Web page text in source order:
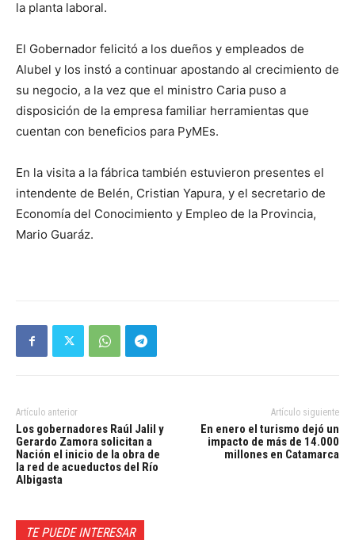
la planta laboral.
El Gobernador felicitó a los dueños y empleados de
Alubel y los instó a continuar apostando al crecimiento de
su negocio, a la vez que el ministro Caria puso a
disposición de la empresa familiar herramientas que
cuentan con beneficios para PyMEs.
En la visita a la fábrica también estuvieron presentes el
intendente de Belén, Cristian Yapura, y el secretario de
Economía del Conocimiento y Empleo de la Provincia,
Mario Guaráz.
Artículo anterior
Los gobernadores Raúl Jalil y
Gerardo Zamora solicitan a
Nación el inicio de la obra de
la red de acueductos del Río
Albigasta
Artículo siguiente
En enero el turismo dejó un
impacto de más de 14.000
millones en Catamarca
TE PUEDE INTERESAR